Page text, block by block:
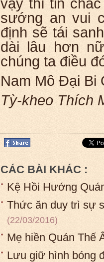
vậy thì tin
sướng an vui
định sẽ tái
dài lâu hơn
chúng ta điều
Nam Mô Đại Bi
Tỳ-kheo Thích
CÁC BÀI KHÁC :
Kệ Hồi Hướng
Thức ăn duy trì sự
(22/03/2016)
Mẹ hiền Quán Thế
Lưu giữ hình bóng